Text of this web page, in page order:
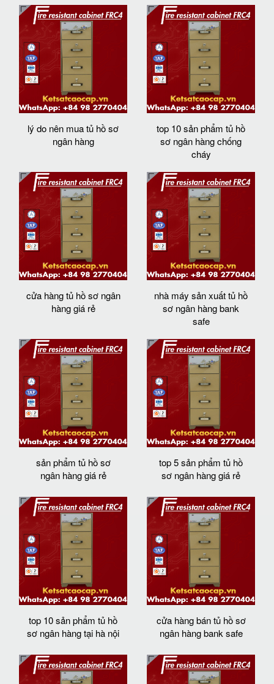
lý do nên mua tủ hồ sơ
ngân hàng
top 10 sản phẩm tủ hồ
sơ ngân hàng chống
cháy
cửa hàng tủ hồ sơ ngân
hàng giá rẻ
nhà máy sản xuất tủ hồ
sơ ngân hàng bank
safe
sản phẩm tủ hồ sơ
ngân hàng giá rẻ
top 5 sản phẩm tủ hồ
sơ ngân hàng giá rẻ
top 10 sản phẩm tủ hồ
sơ ngân hàng tại hà nội
cửa hàng bán tủ hồ sơ
ngân hàng bank safe